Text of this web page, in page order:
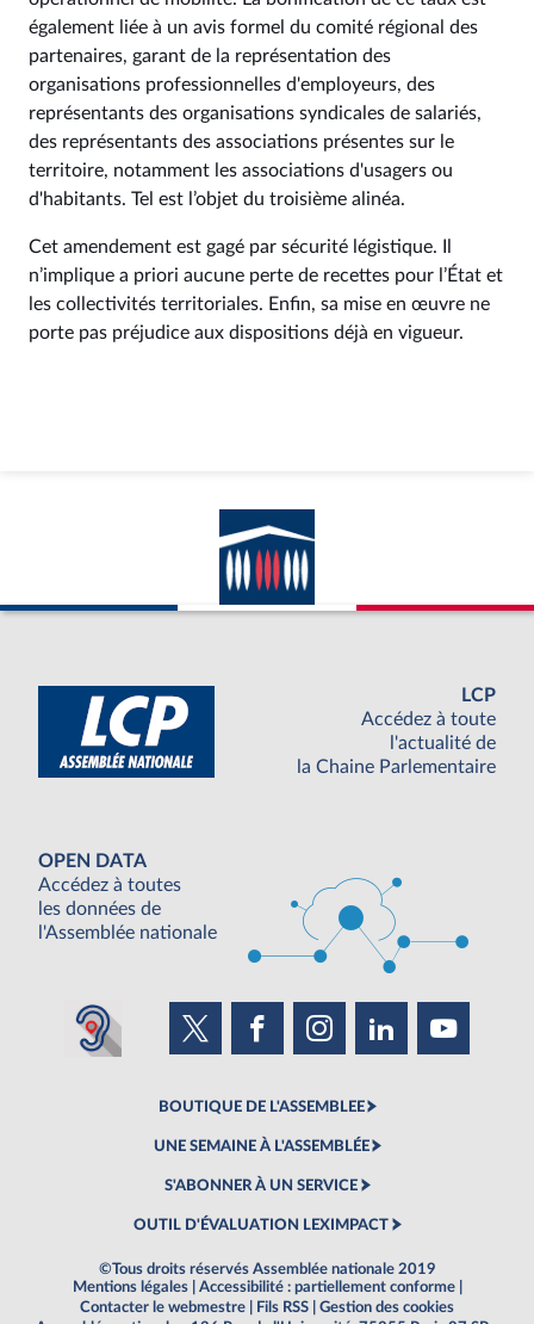
également liée à un avis formel du comité régional des
partenaires, garant de la représentation des
organisations professionnelles d'employeurs, des
représentants des organisations syndicales de salariés,
des représentants des associations présentes sur le
territoire, notamment les associations d'usagers ou
d'habitants. Tel est l’objet du troisième alinéa.
Cet amendement est gagé par sécurité légistique. Il
n’implique a priori aucune perte de recettes pour l’État et
les collectivités territoriales. Enfin, sa mise en œuvre ne
porte pas préjudice aux dispositions déjà en vigueur.
LCP
Accédez à toute
l'actualité de
la Chaine Parlementaire
OPEN DATA
Accédez à toutes
les données de
l'Assemblée nationale
BOUTIQUE DE L'ASSEMBLEE
UNE SEMAINE À L'ASSEMBLÉE
S'ABONNER À UN SERVICE
OUTIL D'ÉVALUATION LEXIMPACT
©Tous droits réservés Assemblée nationale 2019
Mentions légales
Accessibilité : partiellement conforme
Contacter le webmestre
Fils RSS
Gestion des cookies